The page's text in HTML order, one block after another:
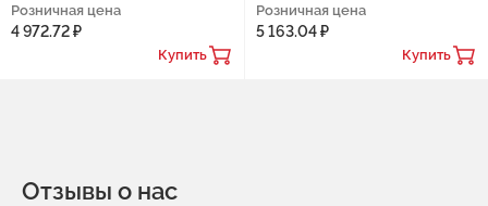
Розничная цена
4 972.72 ₽
Купить
Розничная цена
5 163.04 ₽
Купить
Отзывы о нас